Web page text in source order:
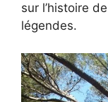
sur l’histoire
légendes.